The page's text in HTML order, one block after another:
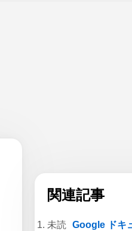
関連記事
Google ドキ